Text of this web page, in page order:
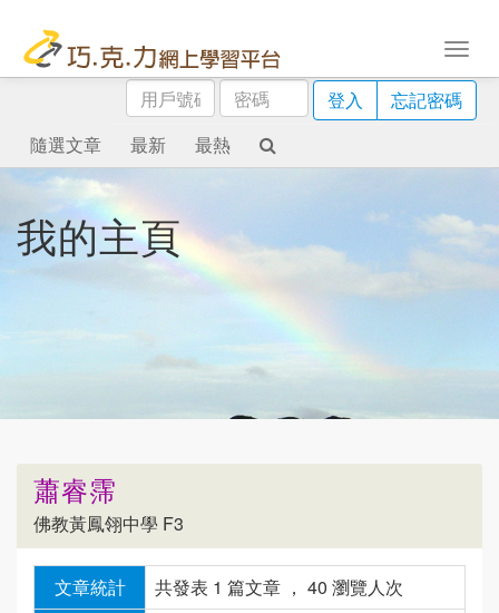
用
戶
號
碼
密
碼
登入
忘記密碼
隨選文章
最新 最熱
我的主頁
蕭睿霈
佛教黃鳳翎中學 F3
文章統計
共發表 1 篇文章 ， 40 瀏覽人次